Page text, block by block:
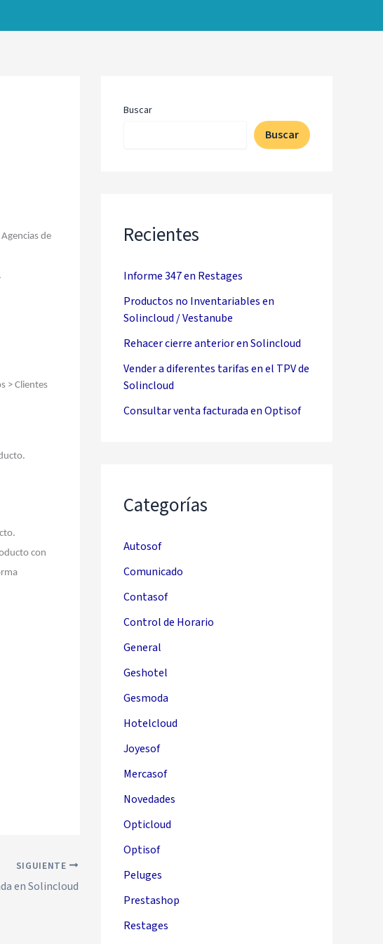
de
> Clientes
con
SIGUIENTE
en Solincloud
Buscar
Buscar
Recientes
Informe 347 en Restages
Productos no Inventariables en
Solincloud / Vestanube
Rehacer cierre anterior en Solincloud
Vender a diferentes tarifas en el TPV de
Solincloud
Consultar venta facturada en Optisof
Categorías
Autosof
Comunicado
Contasof
Control de Horario
General
Geshotel
Gesmoda
Hotelcloud
Joyesof
Mercasof
Novedades
Opticloud
Optisof
Peluges
Prestashop
Restages